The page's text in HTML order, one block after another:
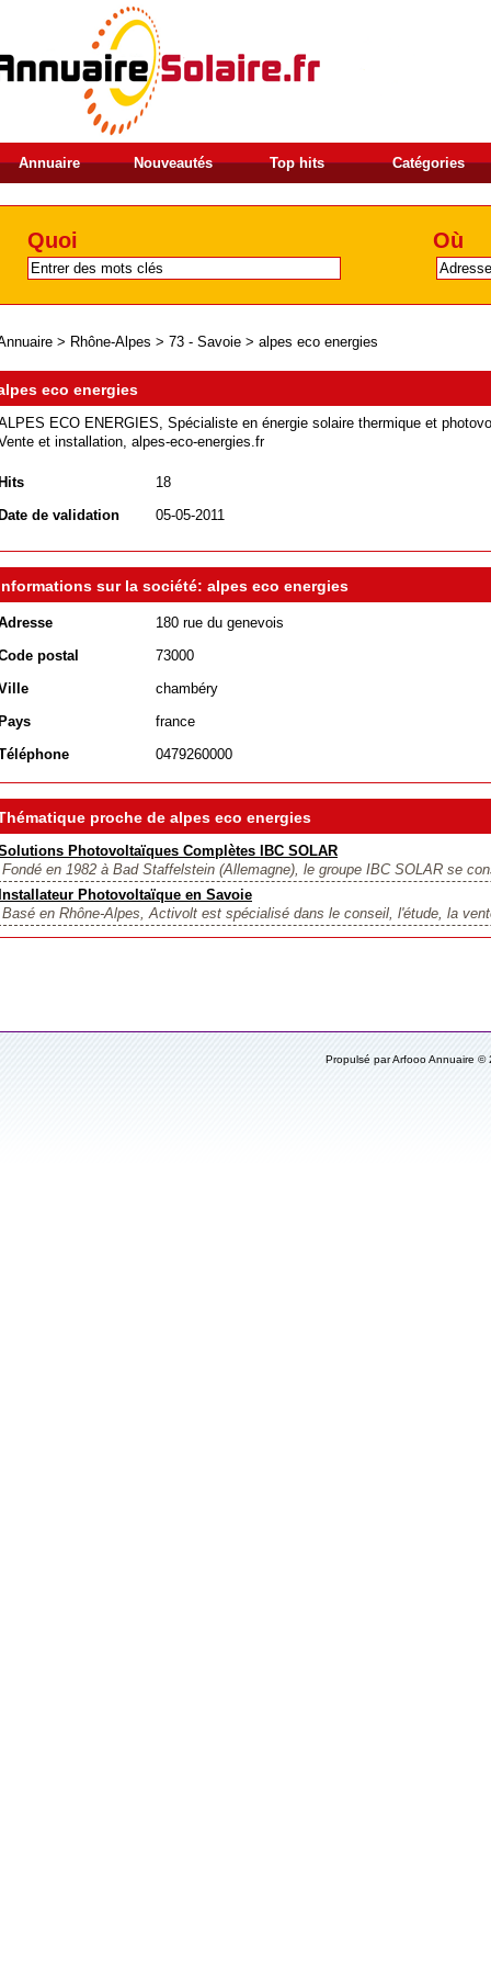
Annuaire Nouveautés Top hits Catégories
Quoi Où
> Rhône-Alpes > 73 - Savoie > alpes eco energies
eco energies
ECO ENERGIES, Spécialiste en énergie solaire thermique et
et installation, alpes-eco-energies.fr
18
de validation
05-05-2011
sur la société: alpes eco energies
180 rue du genevois
postal
73000
chambéry
france
0479260000
proche de alpes eco energies
Photovoltaïques Complètes IBC SOLAR
Fondé en 1982 à Bad Staffelstein (Allemagne), le groupe IBC SOLAR se
Photovoltaïque en Savoie
Basé en Rhône-Alpes, Activolt est spécialisé dans le conseil, l'étude, la
Propulsé par Arfooo